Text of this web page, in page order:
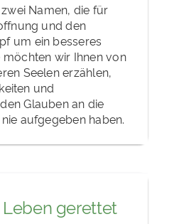
Namen, die für
und den
um ein besseres
möchten wir Ihnen von
Seelen erzählen,
und
Glauben an die
aufgegeben haben.
gerettet